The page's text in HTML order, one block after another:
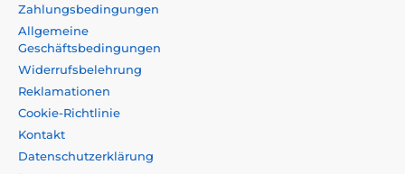
Zahlungsbedingungen
Allgemeine
Geschäftsbedingungen
Widerrufsbelehrung
Reklamationen
Cookie-Richtlinie
Kontakt
Datenschutzerklärung